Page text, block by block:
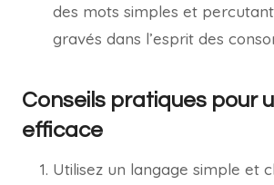
des mots simples et
gravés dans l’esprit des
Conseils pratiques pour
efficace
Utilisez un langage simple et